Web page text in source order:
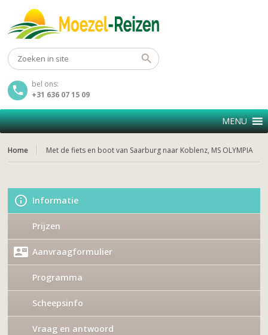
bel ons:
+31 636 07 15 09
MENU
Home Met de fiets en boot van Saarburg naar Koblenz, MS OLYMPIA
Informatie
Prijzen
Aanvraagformulier
Programma
Scheepsinfo
Vraag en antwoord